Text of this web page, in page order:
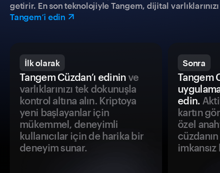
getirir. En son teknolojiyle Tangem, dijital
Tangem’i edin
İlk olarak
Tangem Cüzdan’ı edinin ve
varlıklarınızı tek dokunuşla
kontrol altına alın. Kriptoya
yeni başlayanlar için
mükemmel, deneyimli
kullanıcılar için de harika bir
deneyim sunar.
Sonra
Tangem
edin.
kartın
özel